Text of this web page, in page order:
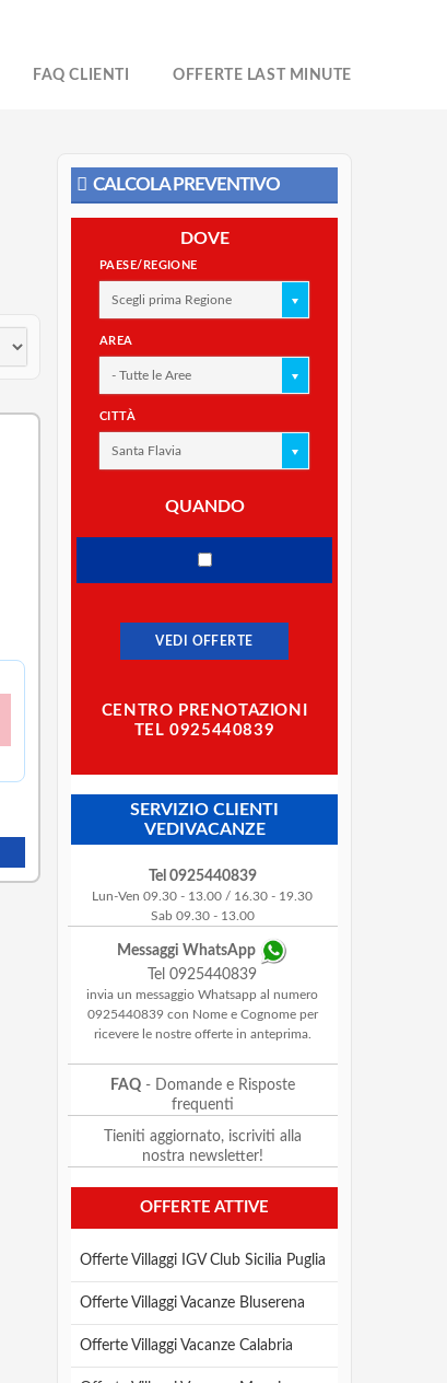
FAQ CLIENTI OFFERTE LAST MINUTE
CALCOLA PREVENTIVO
DOVE
PAESE/REGIONE
Scegli prima Regione
AREA
- Tutte le Aree
CITTÀ
Santa Flavia
QUANDO
VEDI OFFERTE
CENTRO PRENOTAZIONI
TEL 0925440839
SERVIZIO CLIENTI
VEDIVACANZE
Tel 0925440839
Lun-Ven 09.30 - 13.00 / 16.30 - 19.30
Sab 09.30 - 13.00
Messaggi WhatsApp
Tel 0925440839
invia un messaggio Whatsapp al numero
0925440839 con Nome e Cognome per
ricevere le nostre offerte in anteprima.
FAQ- Domande e Risposte
frequenti
Tieniti aggiornato, iscriviti alla
nostra newsletter!
OFFERTE ATTIVE
Offerte Villaggi IGV Club Sicilia Puglia
Offerte Villaggi Vacanze Bluserena
Offerte Villaggi Vacanze Calabria